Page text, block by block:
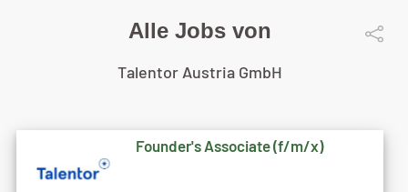
Alle Jobs von
Talentor Austria GmbH
Founder's Associate (f/m/x)